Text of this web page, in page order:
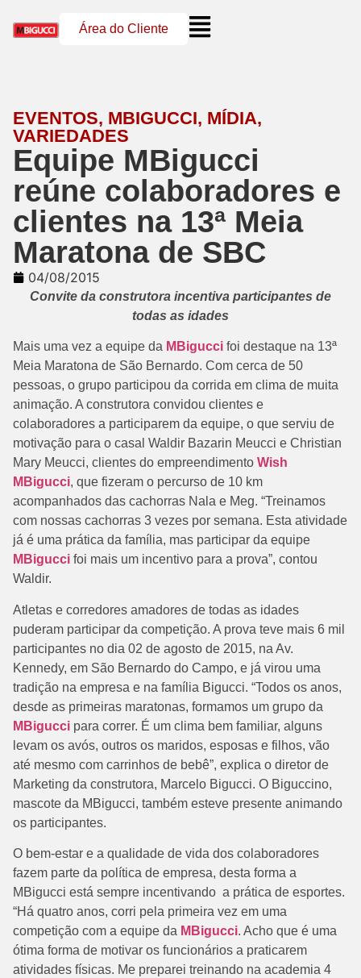
Área do Cliente
EVENTOS, MBIGUCCI, MÍDIA,
VARIEDADES
Equipe MBigucci
reúne colaboradores e
clientes na 13ª Meia
Maratona de SBC
04/08/2015
Convite da construtora incentiva participantes de
todas as idades
Mais uma vez a equipe da MBigucci foi destaque na 13ª
Meia Maratona de São Bernardo. Com cerca de 50
pessoas, o grupo participou da corrida em clima de muita
animação. A construtora convidou clientes e
colaboradores a participarem da equipe, o que serviu de
motivação para o casal Waldir Bazarin Meucci e Christian
Mary Meucci, clientes do empreendimento Wish
MBigucci, que fizeram o percurso de 10 km
acompanhados das cachorras Nala e Meg. “Treinamos
com nossas cachorras 3 vezes por semana. Esta atividade
já é uma prática da família, mas participar da equipe
MBigucci foi mais um incentivo para a prova”, contou
Waldir.
Atletas e corredores amadores de todas as idades
puderam participar da competição. A prova teve mais 6 mil
participantes no dia 02 de agosto de 2015, na Av.
Kennedy, em São Bernardo do Campo, e já virou uma
tradição na empresa e na família Bigucci. “Todos os anos,
desde as primeiras maratonas, formamos um grupo da
MBigucci para correr. É um clima bem familiar, alguns
levam os avós, outros os maridos, esposas e filhos, vão
até mesmo com carrinhos de bebê”, explica o diretor de
Marketing da construtora, Marcelo Bigucci. O Biguccino,
mascote da MBigucci, também esteve presente animando
os participantes.
O bem-estar e a qualidade de vida dos colaboradores
fazem parte da política de empresa, desta forma a
MBigucci está sempre incentivando a prática de esportes.
“Há quatro anos, corri pela primeira vez em uma
competição com a equipe da MBigucci. Acho que é uma
ótima forma de motivar os funcionários a praticarem
atividades físicas. Me preparei treinando na academia 4